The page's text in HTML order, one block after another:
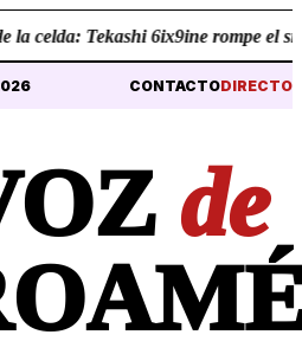
Tekashi 6ix9ine rompe el
CONTACTODIRECTO
de